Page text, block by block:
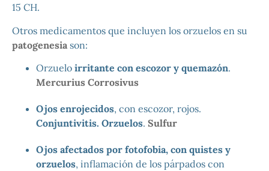
15 CH.
Otros medicamentos que incluyen los orzuelos en su
patogenesia son:
Orzuelo irritante con escozor y quemazón.
Mercurius Corrosivus
Ojos enrojecidos, con escozor, rojos.
Conjuntivitis. Orzuelos. Sulfur
Ojos afectados por fotofobia, con quistes y
orzuelos, inflamación de los párpados con